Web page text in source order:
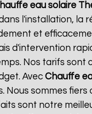
eau solaire
l'installation, la
et
d'intervention
Nos tarifs sont
Avec Chauffe
Nous sommes
sont notre